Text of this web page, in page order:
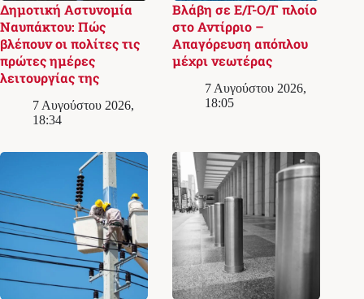
Δημοτική Αστυνομία
Ναυπάκτου: Πώς
βλέπουν οι πολίτες τις
πρώτες ημέρες
λειτουργίας της
7 Αυγούστου 2026,
18:34
Βλάβη σε Ε/Γ-Ο/Γ πλοίο
στο Αντίρριο –
Απαγόρευση απόπλου
μέχρι νεωτέρας
7 Αυγούστου 2026,
18:05